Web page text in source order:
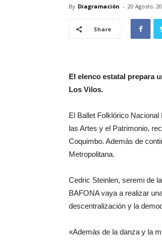
By Diagramación - 20 Agosto,
Share
El elenco estatal prepara
Los Vilos.
El Ballet Folklórico
las Artes y el Patrimonio,
Coquimbo. Además de
Metropolitana.
Cedric Steinlen, seremi de
BAFONA vaya a realizar
descentralización y la
«Además de la danza y la